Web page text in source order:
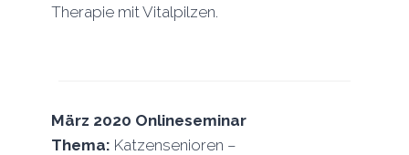
Therapie mit Vitalpilzen.
März 2020 Onlineseminar
Thema: Katzensenioren –